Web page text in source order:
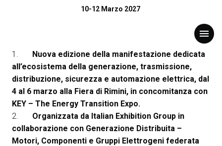
10-12 Marzo 2027
menu
Menù
Esponi
Visita
COMUNICATO STAMPA
ACCELERA LA
TRASFORMAZIONE DEL
SISTEMA ELETTRICO
1. Nuova edizione della manifestazione dedicata
all’ecosistema della generazione, trasmissione,
distribuzione, sicurezza e automazione elettrica, dal
4 al 6 marzo alla Fiera di Rimini, in concomitanza con
KEY – The Energy Transition Expo.
2. Organizzata da Italian Exhibition Group in
collaborazione con Generazione Distribuita –
Motori, Componenti e Gruppi Elettrogeni federata